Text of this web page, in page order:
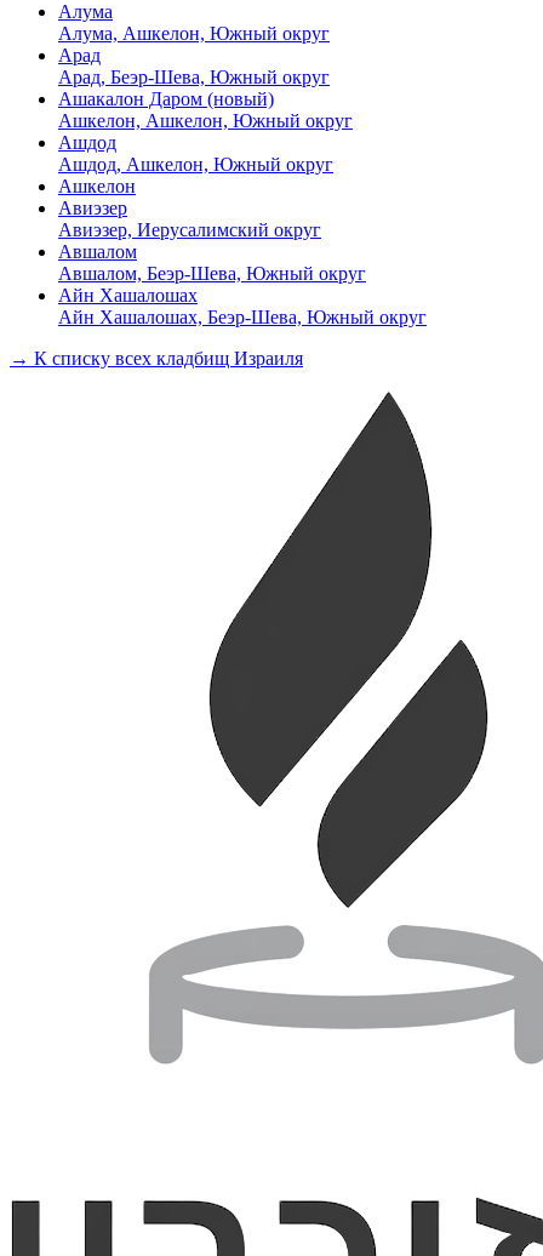
Алума
Алума, Ашкелон, Южный округ
Арад
Арад, Беэр-Шева, Южный округ
Ашакалон Даром (новый)
Ашкелон, Ашкелон, Южный округ
Ашдод
Ашдод, Ашкелон, Южный округ
Ашкелон
Авиэзер
Авиэзер, Иерусалимский округ
Авшалом
Авшалом, Беэр-Шева, Южный округ
Айн Хашалошах
Айн Хашалошах, Беэр-Шева, Южный округ
→ К списку всех кладбищ Израиля